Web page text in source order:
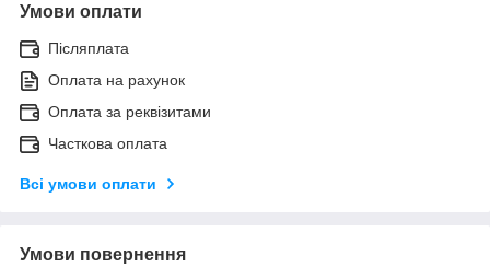
Умови оплати
Післяплата
Оплата на рахунок
Оплата за реквізитами
Часткова оплата
Всі умови оплати
Умови повернення